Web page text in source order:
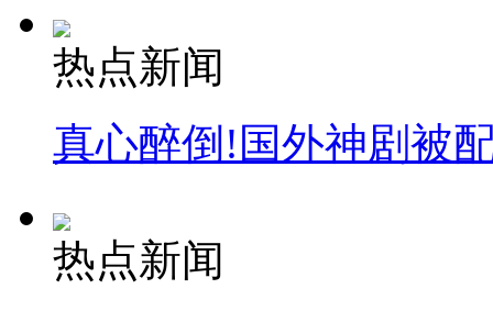
热点新闻
真心醉倒!国外神剧被
热点新闻